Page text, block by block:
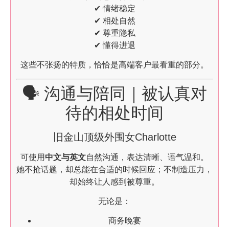
✔ 情绪稳定
✔ 相处自然
✔ 尊重隐私
✔ 懂得进退
这些不张扬的特质，恰恰是高端客户最看重的部分。
🗣️ 沟通与陪同｜被认真对
待的相处时间
旧金山顶级外围女Charlotte
可使用 中文与英文自然沟通，表达清晰、语气温和。
她不抢话题，却总能在合适的时候回应；不制造压力，
却始终让人感到被尊重。
无论是：
商务晚宴